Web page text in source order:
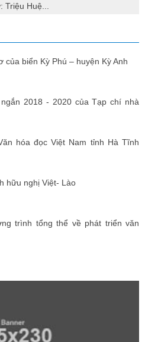
Huệ...
của biển Kỳ Phú – huyện Kỳ Anh
2018 - 2020 của Tạp chí nhà
hóa đọc Việt Nam tỉnh Hà Tĩnh
hữu nghị Việt- Lào
trình tổng thể về phát triển văn